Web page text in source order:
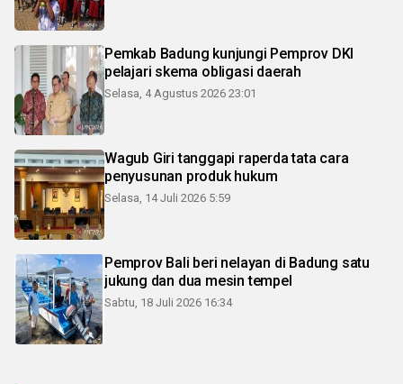
Pemkab Badung kunjungi Pemprov DKI
pelajari skema obligasi daerah
Selasa, 4 Agustus 2026 23:01
Wagub Giri tanggapi raperda tata cara
penyusunan produk hukum
Selasa, 14 Juli 2026 5:59
Pemprov Bali beri nelayan di Badung satu
jukung dan dua mesin tempel
Sabtu, 18 Juli 2026 16:34